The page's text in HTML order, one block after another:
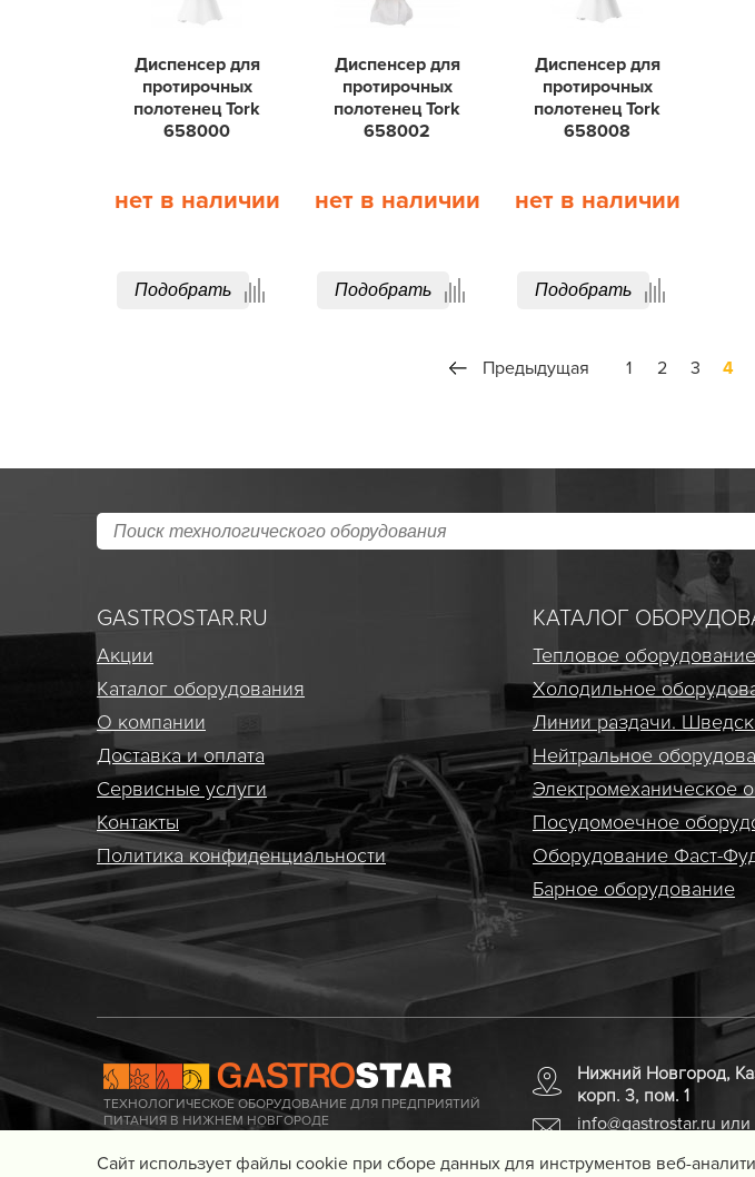
Диспенсер для
протирочных
полотенец Tork
658000
нет в наличии
Подобрать
Диспенсер для
протирочных
полотенец Tork
658002
нет в наличии
Подобрать
Диспенсер для
протирочных
полотенец Tork
658008
нет в наличии
Подобрать
Предыдущая 1 2 3 4
GASTROSTAR.RU
Акции
Каталог оборудования
О компании
Доставка и оплата
Сервисные услуги
Контакты
Политика конфиденциальности
КАТАЛОГ
Тепловое оборудование
Холодильное
Линии раздачи.
Нейтральное
Электро­механическое
Посудомоечное
Оборудование Фаст-
Барное оборудование
ТЕХНОЛОГИЧЕСКОЕ ОБОРУДОВАНИЕ ДЛЯ ПРЕДПРИЯТИЙ
ПИТАНИЯ В НИЖНЕМ НОВГОРОДЕ
Нижний Новгород,
корп. 3, пом. 1
info@gastrostar.ru
Cайт использует файлы cookie при сборе данных для инструментов веб-